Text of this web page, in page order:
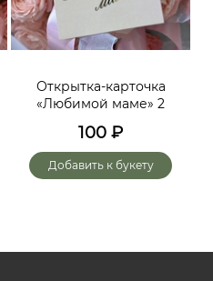
Открытка-карточка
«Любимой маме» 2
100 ₽
Добавить к букету